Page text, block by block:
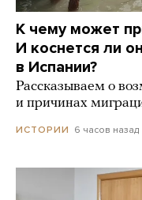
К чему может
И коснется ли
в Испании?
Рассказываем о
и причинах
ИСТОРИИ 6 часов назад